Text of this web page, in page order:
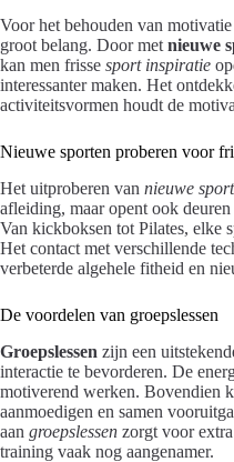
Voor het behouden van
groot belang. Door met nieuwe
kan men frisse sport inspiratie
interessanter maken. Het
activiteitsvormen houdt de
Nieuwe sporten proberen voor
Het uitproberen van nieuwe
afleiding, maar opent ook
Van kickboksen tot Pilates, elke
Het contact met verschillende
verbeterde algehele fitheid en
De voordelen van groepslessen
Groepslessen zijn een
interactie te bevorderen. De
motiverend werken. Bovendien
aanmoedigen en samen
aan groepslessen zorgt voor
training vaak nog aangenamer.